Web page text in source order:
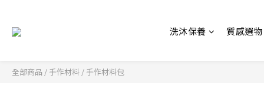
洗沐保養 質感選物
全部商品 /手作材料 /手作材料包